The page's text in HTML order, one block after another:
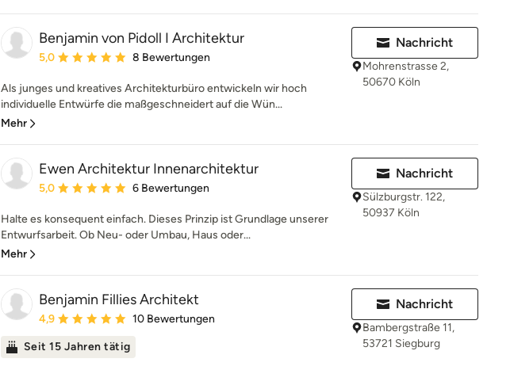
Benjamin von Pidoll I Architektur
Durchschnittliche Bewertung: 5 von 5 Sternen
5,0 8 Bewertungen
Als junges und kreatives Architekturbüro entwickeln wir hoch
individuelle Entwürfe die maßgeschneidert auf die Wün...
Mehr
Nachricht
Mohrenstrasse 2,
50670 Köln
Ewen Architektur Innenarchitektur
Durchschnittliche Bewertung: 5 von 5 Sternen
5,0 6 Bewertungen
Halte es konsequent einfach. Dieses Prinzip ist Grundlage unserer
Entwurfsarbeit. Ob Neu- oder Umbau, Haus oder...
Mehr
Nachricht
Sülzburgstr. 122,
50937 Köln
Benjamin Fillies Architekt
Durchschnittliche Bewertung: 4.9 von 5 Sternen
4,9 10 Bewertungen
Seit 15 Jahren tätig
Nachricht
Bambergstraße 11,
53721 Siegburg